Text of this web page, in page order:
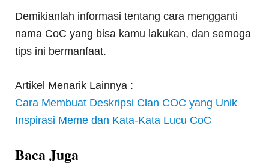
Demikianlah informasi tentang cara mengganti
nama CoC yang bisa kamu lakukan, dan semoga
tips ini bermanfaat.
Artikel Menarik Lainnya :
Cara Membuat Deskripsi Clan COC yang Unik
Inspirasi Meme dan Kata-Kata Lucu CoC
Baca Juga